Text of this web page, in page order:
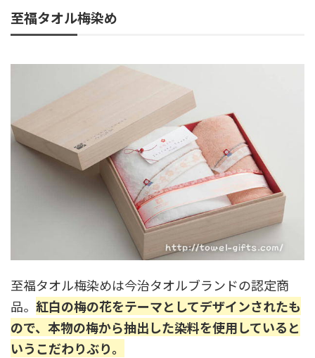
至福タオル梅染め
至福タオル梅染めは今治タオルブランドの認定商
品。 紅白の梅の花をテーマとしてデザインされたも
ので、本物の梅から抽出した染料を使用していると
いうこだわりぶり。